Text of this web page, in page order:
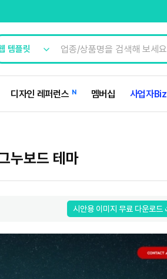
디자인 레퍼런스 N 멤버십 사업자Biz
누보드 테마
시안용 이미지 무료 다운로드